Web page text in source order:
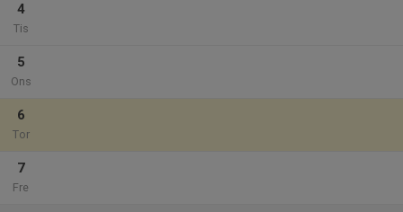
4
Tis
5
Ons
6
Tor
7
Fre